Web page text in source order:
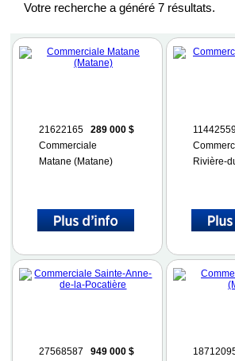
Votre recherche a généré 7 résultats.
21622165289 000 $
Commerciale
Matane (Matane)
Rivière-
27568587949 000 $